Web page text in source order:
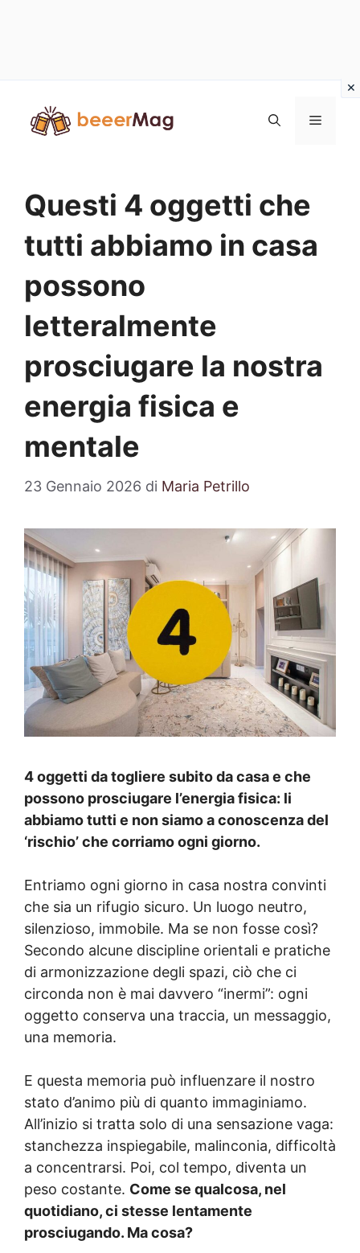
contenuto
Menu
Questi 4 oggetti che
tutti abbiamo in casa
possono
letteralmente
prosciugare la nostra
energia fisica e
mentale
23 Gennaio 2026 di Maria Petrillo
4 oggetti da togliere subito da casa e che
possono prosciugare l’energia fisica: li
abbiamo tutti e non siamo a conoscenza del
‘rischio’ che corriamo ogni giorno.
Entriamo ogni giorno in casa nostra convinti
che sia un rifugio sicuro. Un luogo neutro,
silenzioso, immobile. Ma se non fosse così?
Secondo alcune discipline orientali e pratiche
di armonizzazione degli spazi, ciò che ci
circonda non è mai davvero “inermi”: ogni
oggetto conserva una traccia, un messaggio,
una memoria.
E questa memoria può influenzare il nostro
stato d’animo più di quanto immaginiamo.
All’inizio si tratta solo di una sensazione vaga:
stanchezza inspiegabile, malinconia, difficoltà
a concentrarsi. Poi, col tempo, diventa un
peso costante. Come se qualcosa, nel
quotidiano, ci stesse lentamente
prosciugando. Ma cosa?